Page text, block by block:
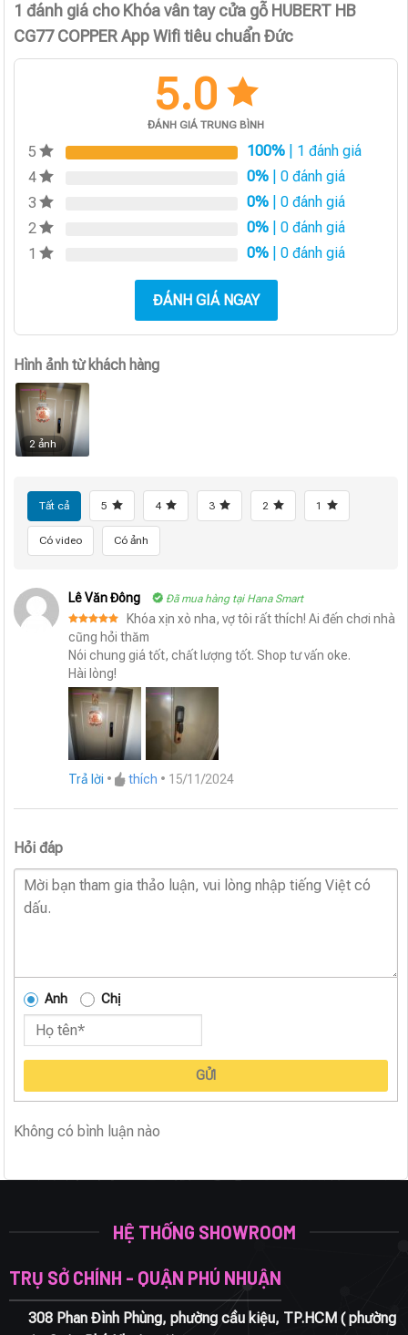
1 đánh giá choKhóa vân tay cửa gỗ HUBERT HB
CG77 COPPER App Wifi tiêu chuẩn Đức
5.0
ĐÁNH GIÁ TRUNG BÌNH
5 100% | 1 đánh giá
4
0% | 0 đánh giá
3
0% | 0 đánh giá
2
0% | 0 đánh giá
1
0% | 0 đánh giá
ĐÁNH GIÁ NGAY
Hình ảnh từ khách hàng
2 ảnh
Tất cả 5 4 3 2 1
Có video Có ảnh
Lê Văn Đông Đã mua hàng tại Hana Smart
Được xếp
hạng55
sao
Khóa xịn xò nha, vợ tôi rất thích! Ai đến chơi nhà
cũng hỏi thăm
Nói chung giá tốt, chất lượng tốt. Shop tư vấn oke.
Hài lòng!
Trả lời • thích • 15/11/2024
Hỏi đáp
Anh Chị
GỬI
Không có bình luận nào
HỆ THỐNG SHOWROOM
TRỤ SỞ CHÍNH - QUẬN PHÚ NHUẬN
308 Phan Đình Phùng, phường cầu kiệu, TP.HCM ( phường